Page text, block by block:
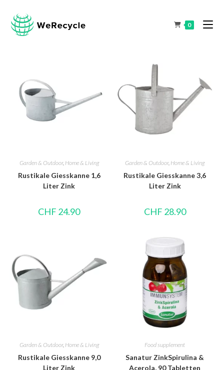
0
Garden & Outdoor, Home & Living
Rustikale Giesskanne 1,6
Liter Zink
CHF 24.90
Garden & Outdoor, Home & Living
Rustikale Giesskanne 3,6
Liter Zink
CHF 28.90
Garden & Outdoor, Home & Living
Rustikale Giesskanne 9,0
Liter Zink
Food supplement
Sanatur ZinkSpirulina &
Acerola, 90 Tabletten